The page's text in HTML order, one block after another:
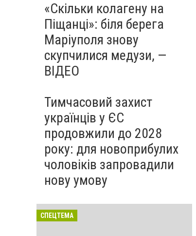
«Скільки колагену на
Піщанці»: біля берега
Маріуполя знову
скупчилися медузи, —
ВІДЕО
Тимчасовий захист
українців у ЄС
продовжили до 2028
року: для новоприбулих
чоловіків запровадили
нову умову
СПЕЦТЕМА